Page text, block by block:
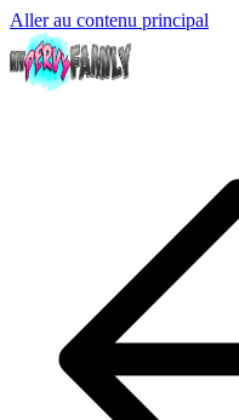
Aller au contenu principal